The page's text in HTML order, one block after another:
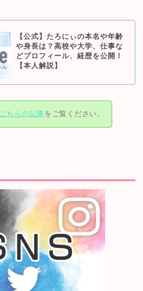
【公式】たろにぃの本名や年齢
や身長は？高校や大学、仕事な
どプロフィール、経歴を公開！
【本人解説】
こちらの記事をご覧ください。